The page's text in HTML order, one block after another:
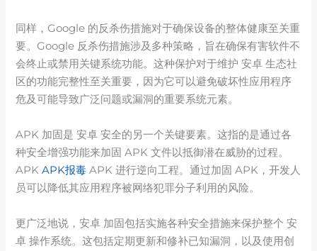
同样，Google 的反杀伤措施对于确保设备的整体健康至关重
要。Google 反杀伤措施涉及多种策略，旨在确保有害软件不
会终止或禁用关键系统功能。这种保护对于维护 安卓 生态社
区的功能完整性至关重要，因为它可以避免破坏性应用程序
危及可能导致广泛问题或漏洞的重要系统元素。
APK 加固是 安卓 安全的另一个关键要素。这指的是通过各
种安全增强功能来加固 APK 文件以抵御潜在威胁的过程。
APKAPK报毒 APK 进行逆向工程。通过加固 APK，开发人
员可以降低其应用程序被网络犯罪分子利用的风险。
更广泛地说，安卓 加固包括实施各种安全措施来保护整个 安
卓 操作系统。这包括定期更新和修补已知漏洞，以及使用创